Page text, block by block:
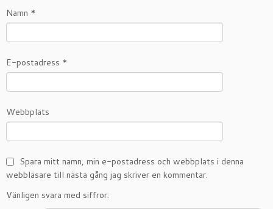
Namn *
E-postadress *
Webbplats
Spara mitt namn, min e-postadress och webbplats i denna
webbläsare till nästa gång jag skriver en kommentar.
Vänligen svara med siffror: